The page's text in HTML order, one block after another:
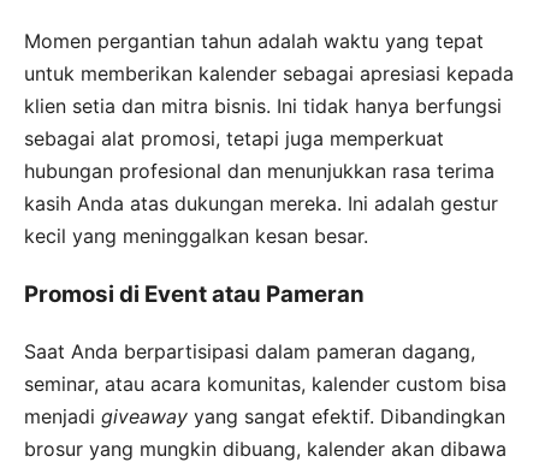
Momen pergantian tahun adalah waktu yang tepat
untuk memberikan kalender sebagai apresiasi kepada
klien setia dan mitra bisnis. Ini tidak hanya berfungsi
sebagai alat promosi, tetapi juga memperkuat
hubungan profesional dan menunjukkan rasa terima
kasih Anda atas dukungan mereka. Ini adalah gestur
kecil yang meninggalkan kesan besar.
Promosi di Event atau Pameran
Saat Anda berpartisipasi dalam pameran dagang,
seminar, atau acara komunitas, kalender custom bisa
menjadi giveaway yang sangat efektif. Dibandingkan
brosur yang mungkin dibuang, kalender akan dibawa